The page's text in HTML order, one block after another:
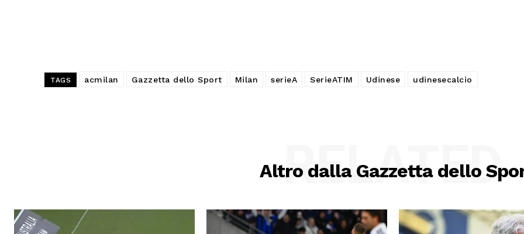
TAGS acmilan Gazzetta dello Sport Milan serieA SerieATIM Udinese udinesecalcio
Altro dalla Gazzetta dello
RELATED